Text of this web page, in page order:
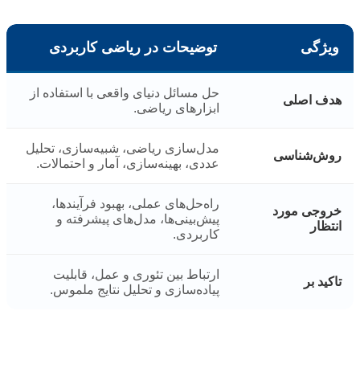
ویژگی توضیحات در ریاضی کاربردی
هدف اصلی
حل مسائل دنیای واقعی با استفاده از
ابزارهای ریاضی.
روش‌شناسی
مدل‌سازی ریاضی، شبیه‌سازی، تحلیل
عددی، بهینه‌سازی، آمار و احتمالات.
خروجی مورد
انتظار
راه‌حل‌های عملی، بهبود فرآیندها،
پیش‌بینی‌ها، مدل‌های پیشرفته و
کاربردی.
تاکید بر
ارتباط بین تئوری و عمل، قابلیت
پیاده‌سازی و تحلیل نتایج ملموس.